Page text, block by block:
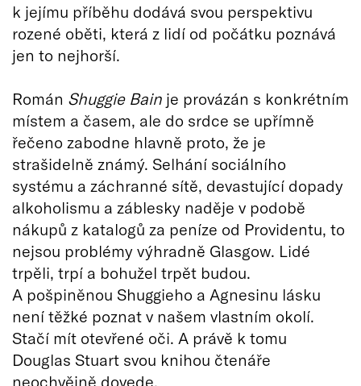
k jejímu příběhu dodává svou perspektivu
rozené oběti, která z lidí od počátku poznává
jen to nejhorší.
Román Shuggie Bain je provázán s konkrétním
místem a časem, ale do srdce se upřímně
řečeno zabodne hlavně proto, že je
strašidelně známý. Selhání sociálního
systému a záchranné sítě, devastující dopady
alkoholismu a záblesky naděje v podobě
nákupů z katalogů za peníze od Providentu, to
nejsou problémy výhradně Glasgow. Lidé
trpěli, trpí a bohužel trpět budou.
A pošpiněnou Shuggieho a Agnesinu lásku
není těžké poznat v našem vlastním okolí.
Stačí mít otevřené oči. A právě k tomu
Douglas Stuart svou knihou čtenáře
neochvějně dovede.